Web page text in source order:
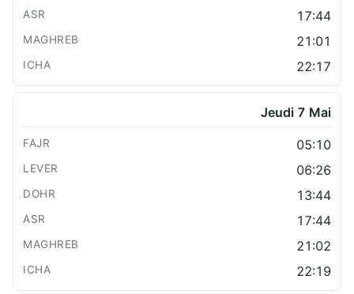
17:44
21:01
22:17
Jeudi 7 Mai
05:10
06:26
13:44
17:44
21:02
22:19